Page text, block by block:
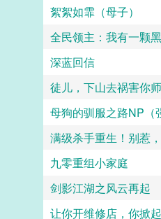
絮絮如霏（母子）
全民领主：我有一颗
深蓝回信
徒儿，下山去祸害你
母狗的驯服之路NP（
满级杀手重生！别惹
九零重组小家庭
剑影江湖之风云再起
让你开维修店，你掀